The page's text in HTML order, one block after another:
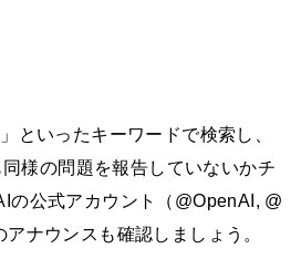
といったキーワードで検索し、
様の問題を報告していないかチ
の公式アカウント（@OpenAI, @
ナウンスも確認しましょう。